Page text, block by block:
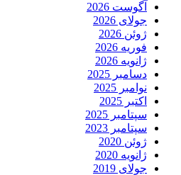
آگوست 2026
جولای 2026
ژوئن 2026
فوریه 2026
ژانویه 2026
دسامبر 2025
نوامبر 2025
اکتبر 2025
سپتامبر 2025
سپتامبر 2023
ژوئن 2020
ژانویه 2020
جولای 2019